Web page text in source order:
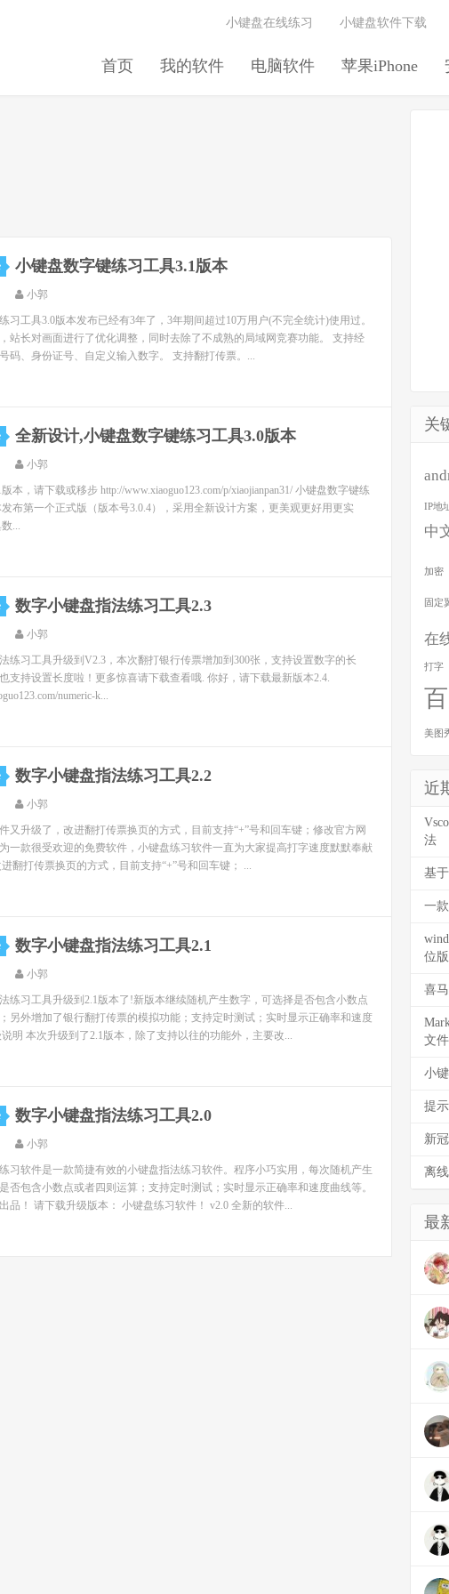
首页 我的软件 电脑软件 苹果iPhone
小键盘在线练习 小键盘软件下载
小键盘数字键练习工具3.1版本
小郭
习工具3.0版本发布已经有3年了，3年期间超过10万用户(不完全统计)使用过。
站长对画面进行了优化调整，同时去除了不成熟的局域网竞赛功能。 支持经
码、身份证号、自定义输入数字。 支持翻打传票。...
全新设计,小键盘数字键练习工具3.0版本
小郭
本，请下载或移步 http://www.xiaoguo123.com/p/xiaojianpan31/ 小键盘数字键练
发布第一个正式版（版本号3.0.4），采用全新设计方案，更美观更好用更实
...
数字小键盘指法练习工具2.3
小郭
练习工具升级到V2.3，本次翻打银行传票增加到300张，支持设置数字的长
支持设置长度啦！更多惊喜请下载查看哦. 你好，请下载最新版本2.4.
numeric-k...
数字小键盘指法练习工具2.2
小郭
又升级了，改进翻打传票换页的方式，目前支持“+”号和回车键；修改官方网
一款很受欢迎的免费软件，小键盘练习软件一直为大家提高打字速度默默奉献
翻打传票换页的方式，目前支持“+”号和回车键； ...
数字小键盘指法练习工具2.1
小郭
练习工具升级到2.1版本了!新版本继续随机产生数字，可选择是否包含小数点
另外增加了银行翻打传票的模拟功能；支持定时测试；实时显示正确率和速度
明 本次升级到了2.1版本，除了支持以往的功能外，主要改...
数字小键盘指法练习工具2.0
小郭
习软件是一款简捷有效的小键盘指法练习软件。程序小巧实用，每次随机产生
否包含小数点或者四则运算；支持定时测试；实时显示正确率和速度曲线等。
品！ 请下载升级版本： 小键盘练习软件！ v2.0 全新的软件...
关
IP地
中
加密
固定
在
打字
美图
近
法
基
一
位
喜
文件
小
提
新
离
最